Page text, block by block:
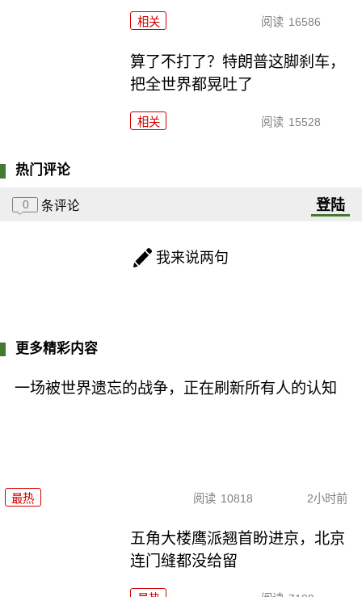
相关 阅读 16586
算了不打了？特朗普这脚刹车，
把全世界都晃吐了
相关 阅读 15528
热门评论
0 条评论 登陆
我来说两句
更多精彩内容
一场被世界遗忘的战争，正在刷新所有人的认知
最热 阅读 10818 2小时前
五角大楼鹰派翘首盼进京，北京
连门缝都没给留